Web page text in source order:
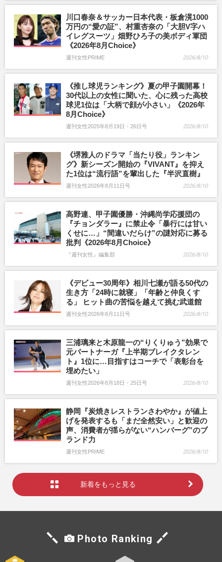
川口春奈＆サッカー日本代表・板倉滉1000
万円の“愛の証”、村重杏奈の「大胆V字ハ
イレグスーツ」畑野ひろ子の美ボディ軍団
《2026年8月Choice》
週刊女性PRIME 2026/8/10
《推し球児ランキング》夏の甲子園開幕！
30代以上の女性に聞いた、心に残った高校
球児1位は「大柄で顔が小さい」《2026年
8月Choice》
週刊女性2025年8月19日・26日号 2026/8/10
《堺雅人のドラマ「当たり役」ランキン
グ》新シーズン開始の『VIVANT』を抑え
た1位は“流行語”を輩出した『半沢直樹』
週刊女性2026年8月11日号 2026/8/10
高野連、甲子園優勝・沖縄尚学応援団の
『チョンダラー』に禁止令「暴行には甘い
くせに…」“間違いだらけ”の謎対応に募る
批判《2026年8月Choice》
『週刊女性』編集部 2026/8/10
《デビュー30周年》相川七瀬が語る50代の
生き方「24時に就寝」「年齢と仲良くす
る」 ヒット曲の苦悩を越えて挑む武道館
週刊女性2026年8月11日号 2026/8/10
三浦璃来と木原龍一の“りくりゅう”効果で
元パートナーガ『上半期ブレイクタレン
ト』1位に…目指すはコーチで「表彰台を
埋めたい」
週刊女性2026年8月18日・25日号 2026/8/10
静岡『炭焼きレストランさわやか』が値上
げを発表するも「まだ全然安い」と歓迎の
声、消費者が揺らがない“ハンバーグ”のブ
ランド力
週刊女性PRIME 2026/8/10
新着をもっと見る
Photo Ranking